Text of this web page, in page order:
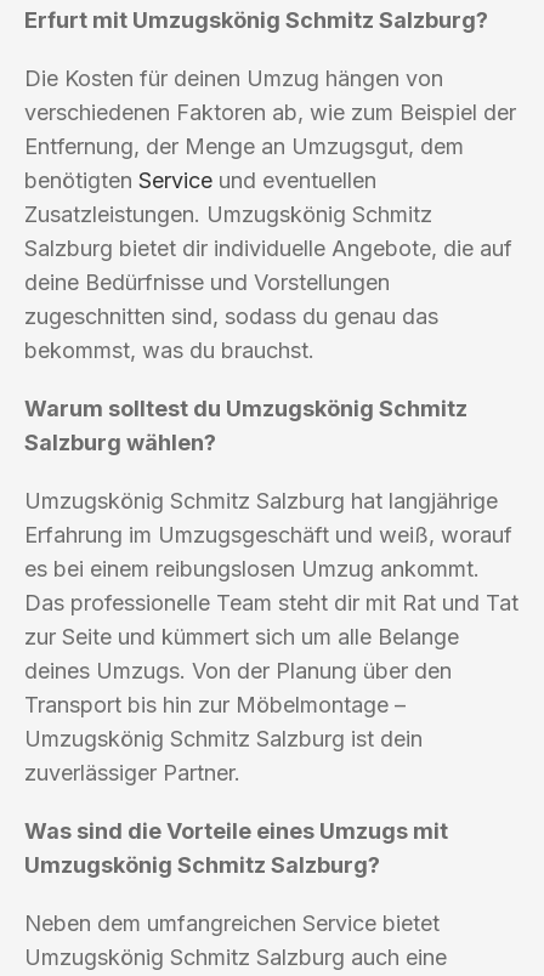
Erfurt mit Umzugskönig Schmitz Salzburg?
Die Kosten für deinen Umzug hängen von
verschiedenen Faktoren ab, wie zum Beispiel der
Entfernung, der Menge an Umzugsgut, dem
benötigten Service und eventuellen
Zusatzleistungen. Umzugskönig Schmitz
Salzburg bietet dir individuelle Angebote, die auf
deine Bedürfnisse und Vorstellungen
zugeschnitten sind, sodass du genau das
bekommst, was du brauchst.
Warum solltest du Umzugskönig Schmitz
Salzburg wählen?
Umzugskönig Schmitz Salzburg hat langjährige
Erfahrung im Umzugsgeschäft und weiß, worauf
es bei einem reibungslosen Umzug ankommt.
Das professionelle Team steht dir mit Rat und Tat
zur Seite und kümmert sich um alle Belange
deines Umzugs. Von der Planung über den
Transport bis hin zur Möbelmontage –
Umzugskönig Schmitz Salzburg ist dein
zuverlässiger Partner.
Was sind die Vorteile eines Umzugs mit
Umzugskönig Schmitz Salzburg?
Neben dem umfangreichen Service bietet
Umzugskönig Schmitz Salzburg auch eine